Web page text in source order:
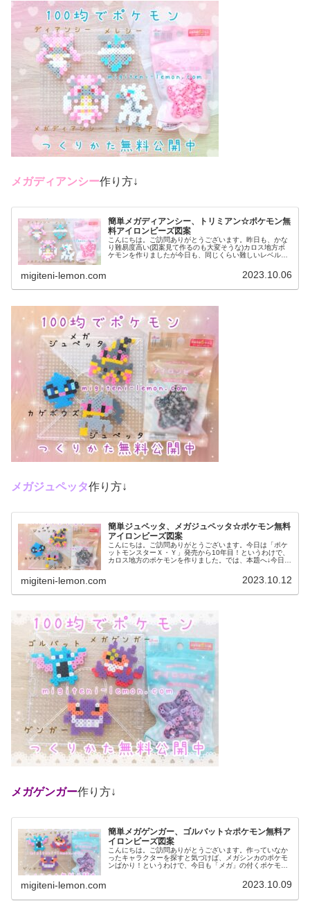
メガディアンシー作り方↓
簡単メガディアンシー、トリミアン☆ポケモン無
料アイロンビーズ図案
こんにちは。ご訪問ありがとうございます。昨日も、かな
り難易度高い(図案見て作るのも大変そうな)カロス地方ポ
ケモンを作りましたが今日も、同じくらい難しいレベルの
migiteni-lemon.com 2023.10.06
メガジュペッタ作り方↓
簡単ジュペッタ、メガジュペッタ☆ポケモン無料
アイロンビーズ図案
こんにちは。ご訪問ありがとうございます。今日は「ポケ
ットモンスターＸ・Ｙ」発売から10年目！というわけで、
カロス地方のポケモンを作りました。では、本題へ↓今日の
migiteni-lemon.com 2023.10.12
メガゲンガー作り方↓
簡単メガゲンガー、ゴルバット☆ポケモン無料ア
イロンビーズ図案
こんにちは。ご訪問ありがとうございます。作っていなか
ったキャラクターを探すと気づけば、メガシンカのポケモ
ンばかり！というわけで、今日も「メガ」の付くポケモン
migiteni-lemon.com 2023.10.09